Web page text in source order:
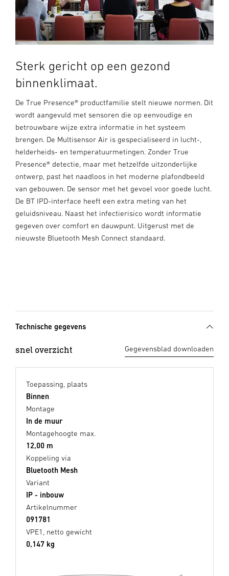
Sterk gericht op een gezond
binnenklimaat.
De True Presence® productfamilie stelt nieuwe normen. Dit
wordt aangevuld met sensoren die op eenvoudige en
betrouwbare wijze extra informatie in het systeem
brengen. De Multisensor Air is gespecialiseerd in lucht-,
helderheids- en temperatuurmetingen. Zonder True
Presence® detectie, maar met hetzelfde uitzonderlijke
ontwerp, past het naadloos in het moderne plafondbeeld
van gebouwen. De sensor met het gevoel voor goede lucht.
De BT IPD-interface heeft een extra meting van het
geluidsniveau. Naast het infectierisico wordt informatie
gegeven over comfort en dauwpunt. Uitgerust met de
nieuwste Bluetooth Mesh Connect standaard.
Technische gegevens
snel overzicht Gegevensblad downloaden
Toepassing, plaats
Binnen
Montage
In de muur
Montagehoogte max.
12,00 m
Koppeling via
Bluetooth Mesh
Variant
IP - inbouw
Artikelnummer
091781
VPE1, netto gewicht
0,147 kg